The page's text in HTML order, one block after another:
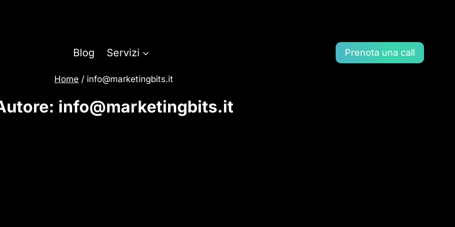
Blog
Servizi Prenota una call
Home / info@marketingbits.it
info@marketingbits.it